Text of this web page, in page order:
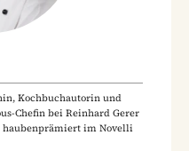
Kochbuchautorin und
Chefin bei Reinhard Gerer
haubenprämiert im Novelli